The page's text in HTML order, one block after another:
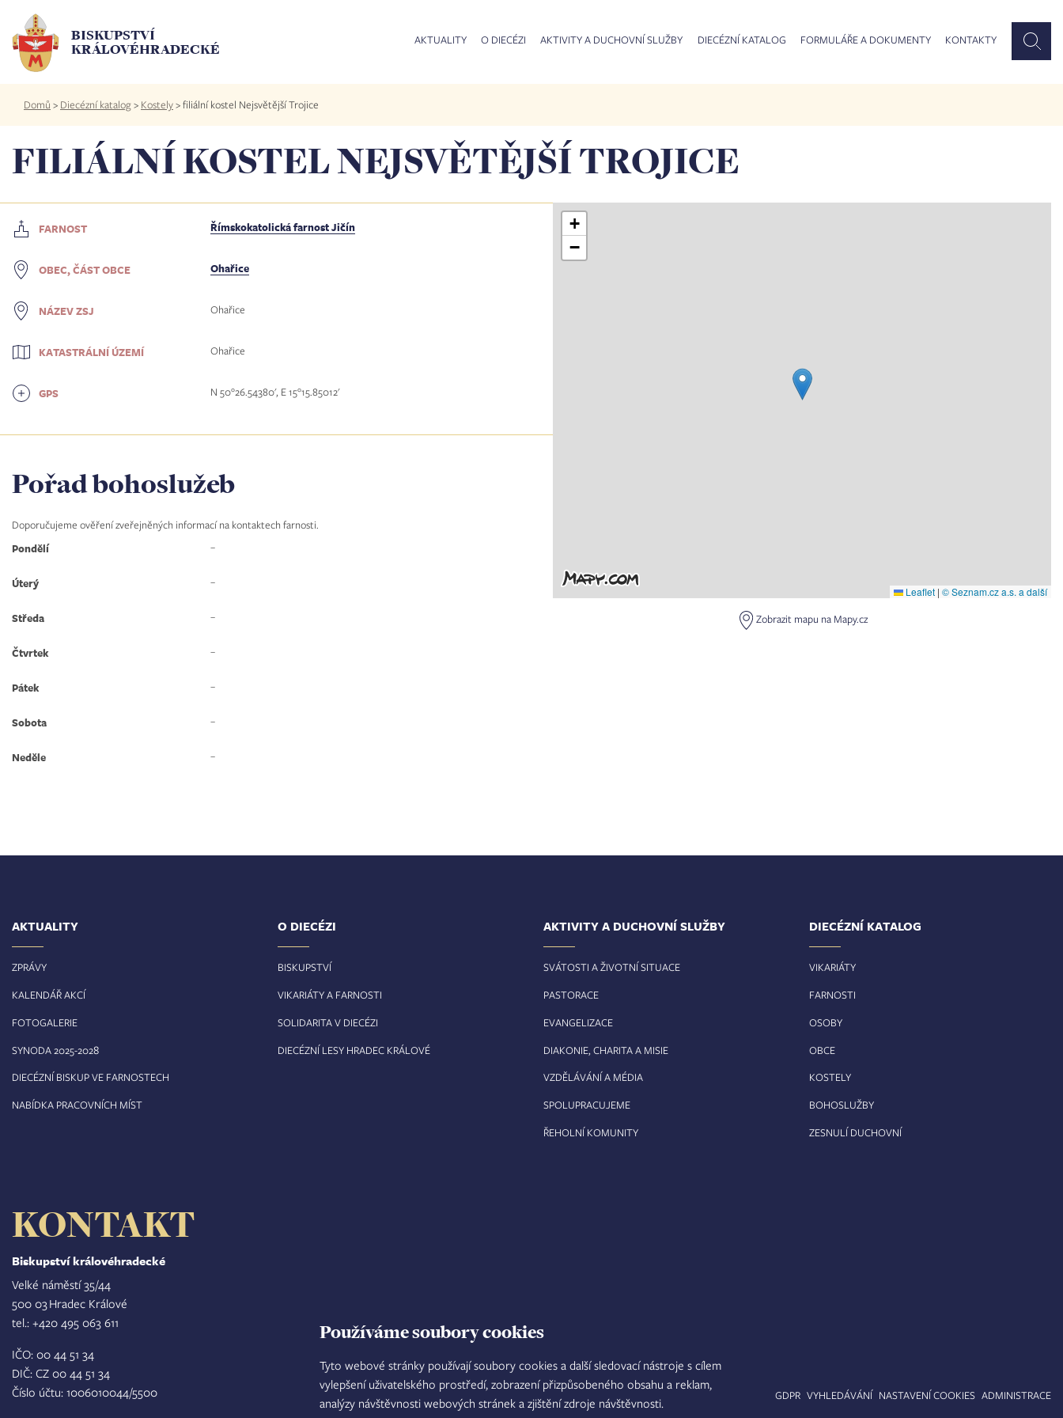
Používáme soubory cookies
Tyto webové stránky používají soubory cookies a další sledovací nástroje s cílem
vylepšení uživatelského prostředí, zobrazení přizpůsobeného obsahu a reklam,
analýzy návštěvnosti webových stránek a zjištění zdroje návštěvnosti.
hlavnímu
obsahu
BISKUPSTVÍ
KRÁLOVÉHRADECKÉ
AKTUALITY O DIECÉZI AKTIVITY A DUCHOVNÍ SLUŽBY DIECÉZNÍ KATALOG FORMULÁŘE A DOKUMENTY KONTAKTY
Drobečková
navigace
Domů > Diecézní katalog> Kostely>filiální kostel Nejsvětější Trojice
FILIÁLNÍ KOSTEL NEJSVĚTĚJŠÍ TROJICE
FARNOST Římskokatolická farnost Jičín
OBEC, ČÁST OBCE Ohařice
NÁZEV ZSJ Ohařice
KATASTRÁLNÍ ÚZEMÍ Ohařice
GPS N 50°26.54380', E 15°15.85012'
Pořad bohoslužeb
Doporučujeme ověření zveřejněných informací na kontaktech farnosti.
Pondělí
–
Úterý –
Středa –
Čtvrtek –
Pátek –
Sobota –
Neděle –
+
−
Leaflet | © Seznam.cz a.s. a další
Zobrazit mapu na Mapy.cz
AKTUALITY
ZPRÁVY
KALENDÁŘ AKCÍ
FOTOGALERIE
SYNODA 2025-2028
DIECÉZNÍ BISKUP VE FARNOSTECH
NABÍDKA PRACOVNÍCH MÍST
O DIECÉZI
BISKUPSTVÍ
VIKARIÁTY A FARNOSTI
SOLIDARITA V DIECÉZI
DIECÉZNÍ LESY HRADEC KRÁLOVÉ
AKTIVITY A DUCHOVNÍ SLUŽBY
SVÁTOSTI A ŽIVOTNÍ SITUACE
PASTORACE
EVANGELIZACE
DIAKONIE, CHARITA A MISIE
VZDĚLÁVÁNÍ A MÉDIA
SPOLUPRACUJEME
ŘEHOLNÍ KOMUNITY
DIECÉZNÍ KATALOG
VIKARIÁTY
FARNOSTI
OSOBY
OBCE
KOSTELY
BOHOSLUŽBY
ZESNULÍ DUCHOVNÍ
KONTAKT
Biskupství královéhradecké
Velké náměstí 35/44
500 03 Hradec Králové
tel.: +420 495 063 611
IČO: 00 44 51 34
DIČ: CZ 00 44 51 34
Číslo účtu: 1006010044/5500
TISKOVÝ MLUVČÍ MAPA STRÁNEK GDPR VYHLEDÁVÁNÍ NASTAVENÍ COOKIES ADMINISTRACE